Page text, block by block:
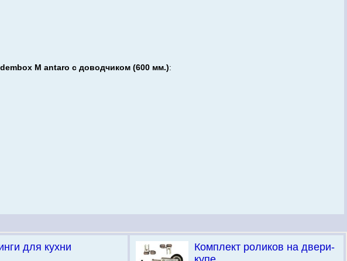
M antaro с доводчиком (600 мм.):
для кухни
Комплект роликов на двери-